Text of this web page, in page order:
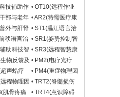
疗组)
技辅助作
)
• OT10(远程作业
治疗组)
部与老年 •AR2(特需医疗康
复组)
外与肝肾
组)
• ST1(温江语言治
疗组)
移语言治 • SR1(姿势控制智
慧康复组)
助科技智
)
• SR3(远程智慧康
复组)
物反馈及 • PM2(电疗光疗
组)
声蜡疗
• PM4(重症物理因
子治疗组)
程物理因
)
• TRT2(脊髓损伤
传统康复组)
肌骨疼痛
• TRT4(意识障碍